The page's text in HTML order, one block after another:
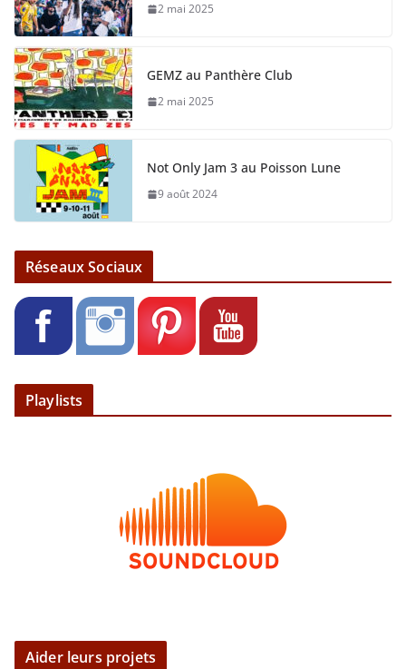
2 mai 2025
GEMZ au Panthère Club
2 mai 2025
Not Only Jam 3 au Poisson Lune
9 août 2024
Réseaux Sociaux
Playlists
Aider leurs projets